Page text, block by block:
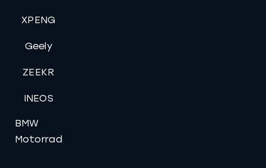
XPENG
Geely
ZEEKR
INEOS
BMW
Motorrad